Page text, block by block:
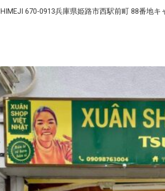
HIMEJI 670-0913兵庫県姫路市西駅前町 88番地